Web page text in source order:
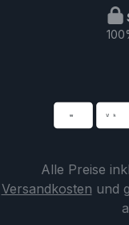
Alle Preise
Versandkosten und